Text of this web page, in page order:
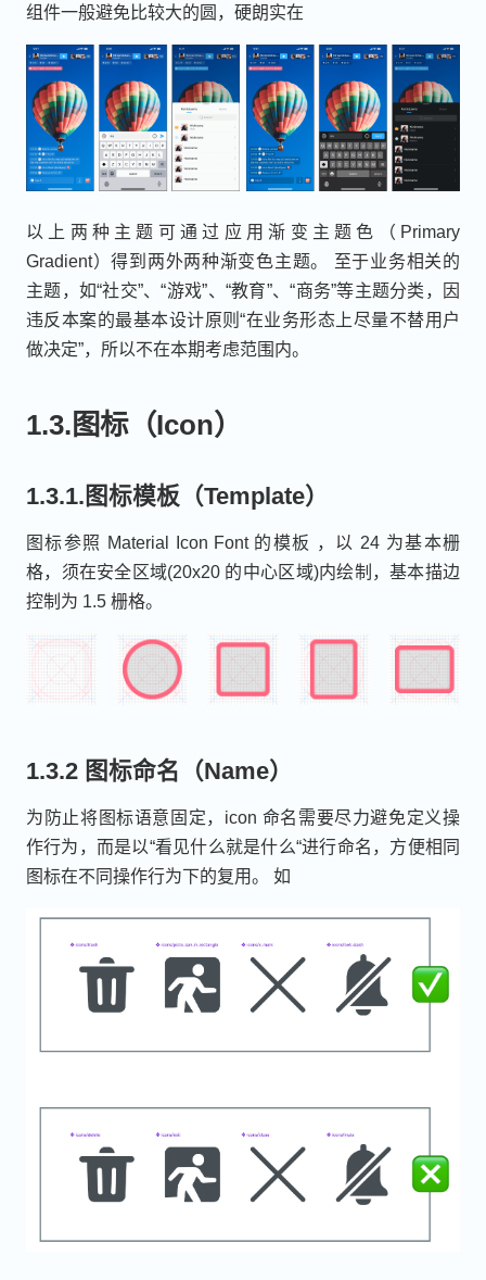
组件一般避免比较大的圆，硬朗实在
以上两种主题可通过应用渐变主题色（Primary
Gradient）得到两外两种渐变色主题。 至于业务相关的
主题，如“社交”、“游戏”、“教育”、“商务”等主题分类，因
违反本案的最基本设计原则“在业务形态上尽量不替用户
做决定”，所以不在本期考虑范围内。
1.3.图标（Icon）
1.3.1.图标模板（Template）
图标参照 Material Icon Font 的模板 ，以 24 为基本栅
格，须在安全区域(20x20 的中心区域)内绘制，基本描边
控制为 1.5 栅格。
1.3.2 图标命名（Name）
为防止将图标语意固定，icon 命名需要尽力避免定义操
作行为，而是以“看见什么就是什么“进行命名，方便相同
图标在不同操作行为下的复用。 如